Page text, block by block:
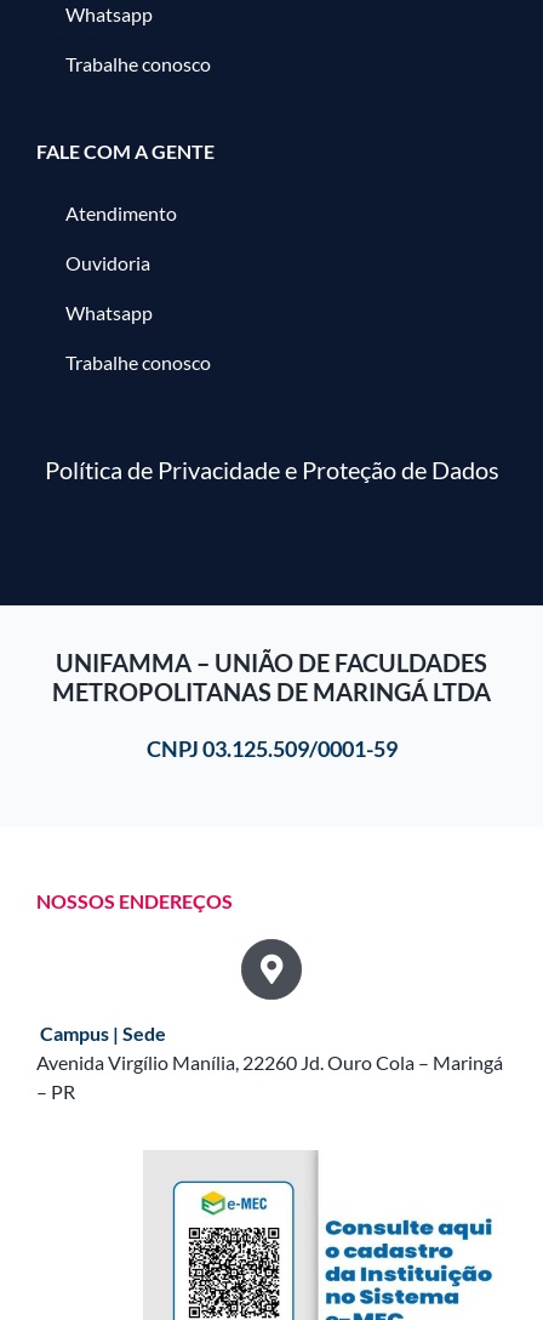
Whatsapp
Trabalhe conosco
FALE COM A GENTE
Atendimento
Ouvidoria
Whatsapp
Trabalhe conosco
Política de Privacidade e Proteção de Dados
UNIFAMMA – UNIÃO DE FACULDADES
METROPOLITANAS DE MARINGÁ LTDA
CNPJ 03.125.509/0001-59
NOSSOS ENDEREÇOS
Campus | Sede
Avenida Virgílio Manília, 22260 Jd. Ouro Cola – Maringá
– PR